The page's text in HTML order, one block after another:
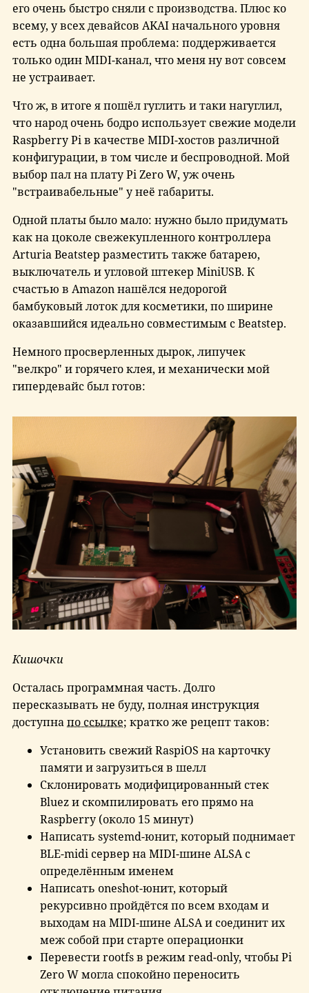
его очень быстро сняли с производства. Плюс ко
всему, у всех девайсов AKAI начального уровня
есть одна большая проблема: поддерживается
только один MIDI-канал, что меня ну вот совсем
не устраивает.
Что ж, в итоге я пошёл гуглить и таки нагуглил,
что народ очень бодро использует свежие модели
Raspberry Pi в качестве MIDI-хостов различной
конфигурации, в том числе и беспроводной. Мой
выбор пал на плату Pi Zero W, уж очень
"встраивабельные" у неё габариты.
Одной платы было мало: нужно было придумать
как на цоколе свежекупленного контроллера
Arturia Beatstep разместить также батарею,
выключатель и угловой штекер MiniUSB. К
счастью в Amazon нашёлся недорогой
бамбуковый лоток для косметики, по ширине
оказавшийся идеально совместимым с Beatstep.
Немного просверленных дырок, липучек
"велкро" и горячего клея, и механически мой
гипердевайс был готов:
Кишочки
Осталась программная часть. Долго
пересказывать не буду, полная инструкция
доступнапо ссылке; кратко же рецепт таков:
Установить свежий RaspiOS на карточку
памяти и загрузиться в шелл
Склонировать модифицированный стек
Bluez и скомпилировать его прямо на
Raspberry (около 15 минут)
Написать systemd-юнит, который поднимает
BLE-midi сервер на MIDI-шине ALSA с
определённым именем
Написать oneshot-юнит, который
рекурсивно пройдётся по всем входам и
выходам на MIDI-шине ALSA и соединит их
меж собой при старте операционки
Перевести rootfs в режим read-only, чтобы Pi
Zero W могла спокойно переносить